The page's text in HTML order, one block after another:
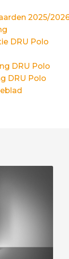
2025/
DRU Polo
DRU Polo
DRU Polo